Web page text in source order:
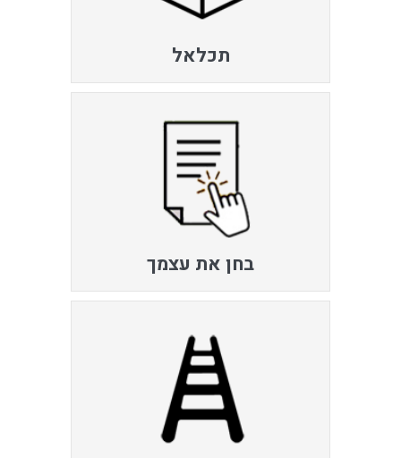
תכלאל
בחן את עצמך